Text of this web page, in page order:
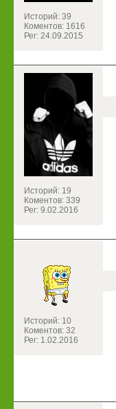
Историй: 39
Коментов: 1616
Рег: 24.09.2015
Историй: 19
Коментов: 339
Рег: 9.02.2016
Историй: 10
Коментов: 32
Рег: 1.02.2016